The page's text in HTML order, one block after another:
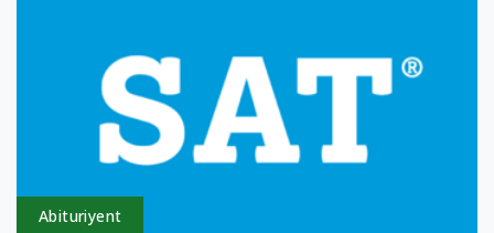
Abituriyent